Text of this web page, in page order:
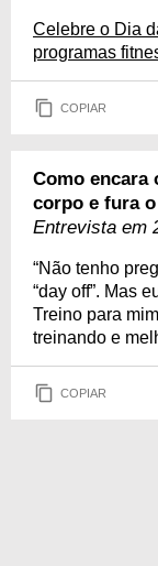
Celebre o Dia
programas
COPIAR
Como encara
corpo e fura
Entrevista em
“Não tenho
“day off”. Mas
Treino para
treinando e
COPIAR